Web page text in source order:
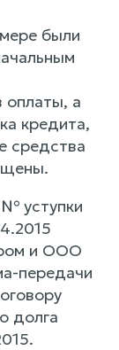
были
оплаты, а
кредита,
средства
уступки
и ООО
передачи
долга